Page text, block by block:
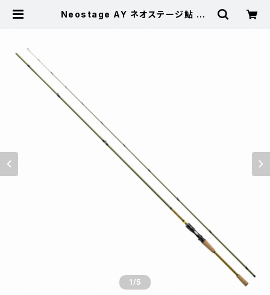
Neostage AY ネオステージ鮎 93
1/5